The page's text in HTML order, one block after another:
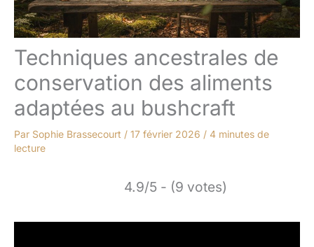
Techniques ancestrales de
conservation des aliments
adaptées au bushcraft
Par Sophie Brassecourt / 17 février 2026 / 4 minutes de
lecture
4.9/5 - (9 votes)